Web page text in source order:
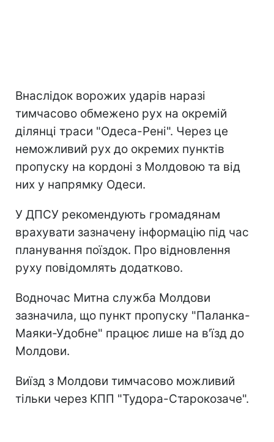
Внаслідок ворожих ударів наразі
тимчасово обмежено рух на окремій
ділянці траси "Одеса-Рені". Через це
неможливий рух до окремих пунктів
пропуску на кордоні з Молдовою та від
них у напрямку Одеси.
У ДПСУ рекомендують громадянам
врахувати зазначену інформацію під час
планування поїздок. Про відновлення
руху повідомлять додатково.
Водночас Митна служба Молдови
зазначила, що пункт пропуску "Паланка-
Маяки-Удобне" працює лише на в'їзд до
Молдови.
Виїзд з Молдови тимчасово можливий
тільки через КПП "Тудора-Старокозаче".